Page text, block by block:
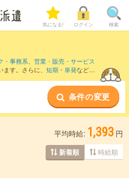
気になる! ログイン 検索
・事務系、 営業・販売・サービス
す。さらに、 短期 ・ 単発などの
など隣接エリアのお仕事もご確認
条件の変更
平均時給: 1,393 円
新着順 時給順